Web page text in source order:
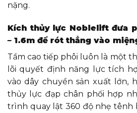
nặng.
Kích thủy lực Noblelift đưa
– 1.6m để rót thẳng vào
Tầm cao tiếp phôi luôn là một
lõi quyết định năng lực tích
vào dây chuyền sản xuất lớn,
thủy lực đạp chân phối hợp
trình quay lật 360 độ nhẹ tênh